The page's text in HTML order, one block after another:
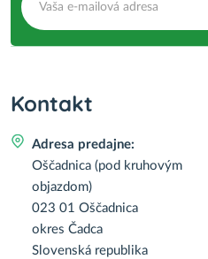
Kontakt
Adresa predajne:
Oščadnica (pod kruhovým
objazdom)
023 01 Oščadnica
okres Čadca
Slovenská republika